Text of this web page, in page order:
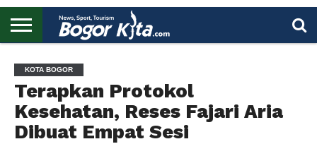
UTAMA
KOTA BOGOR
Terapkan Protokol
Kesehatan, Reses Fajari Aria
Dibuat Empat Sesi